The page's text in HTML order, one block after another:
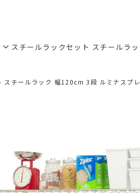
スチールラックセット スチールラ
スチールラック 幅120cm 3段 ルミナス